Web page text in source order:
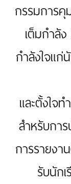
กรรมการ
เต็มกำลั
กำลังใจแก่
และตั้งใจ
สำหรับกา
การรายง
รับนัก